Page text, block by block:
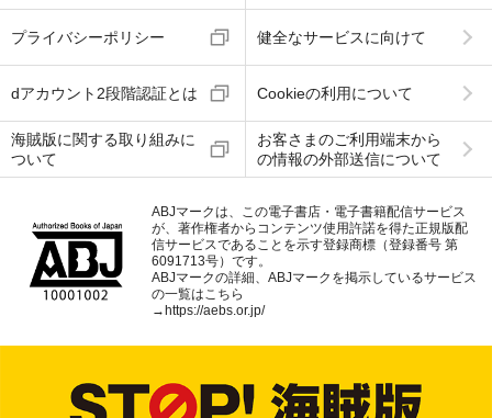
プライバシーポリシー 健全なサービスに向けて
dアカウント2段階認証とは Cookieの利用について
海賊版に関する取り組みに
ついて
お客さまのご利用端末から
の情報の外部送信について
ABJマークは、この電子書店・電子書籍配信サービス
が、著作権者からコンテンツ使用許諾を得た正規版配
信サービスであることを示す登録商標（登録番号 第
6091713号）です。
ABJマークの詳細、ABJマークを掲示しているサービス
の一覧はこちら
→ https://aebs.or.jp/